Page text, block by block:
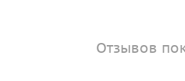
Отзывов